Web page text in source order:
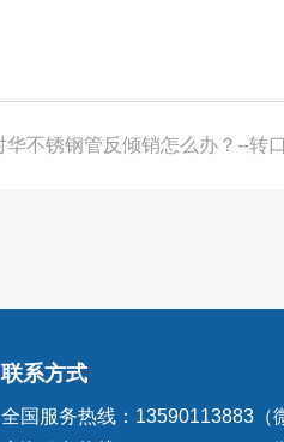
联系方式
全国服务热线：13590113883（